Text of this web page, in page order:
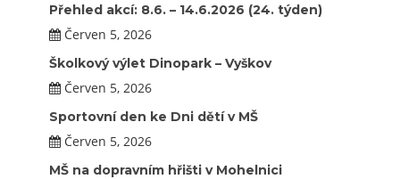
Přehled akcí: 8.6. – 14.6.2026 (24. týden)
Červen 5, 2026
Školkový výlet Dinopark – Vyškov
Červen 5, 2026
Sportovní den ke Dni dětí v MŠ
Červen 5, 2026
MŠ na dopravním hřišti v Mohelnici